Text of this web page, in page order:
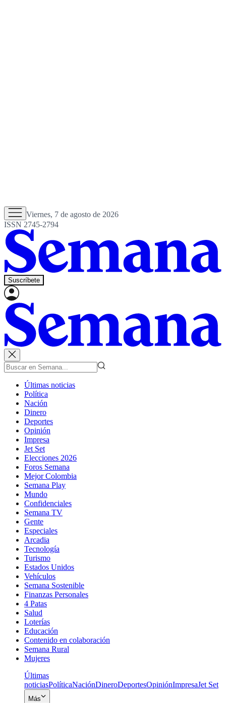
Viernes, 7 de agosto de 2026
ISSN 2745-2794
Suscríbete
Últimas noticias
Política
Nación
Dinero
Deportes
Opinión
Impresa
Jet Set
Elecciones 2026
Foros Semana
Mejor Colombia
Semana Play
Mundo
Confidenciales
Semana TV
Gente
Especiales
Arcadia
Tecnología
Turismo
Estados Unidos
Vehículos
Semana Sostenible
Finanzas Personales
4 Patas
Salud
Loterías
Educación
Contenido en colaboración
Semana Rural
Mujeres
Últimas
noticiasPolíticaNaciónDineroDeportesOpiniónImpresaJet Set
Más